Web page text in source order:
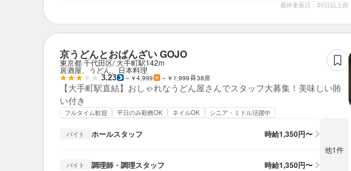
最終更新日：30日以上前
京うどんとおばんざい GOJO
東京都 千代田区 大手町駅142m
居酒屋、うどん、日本料理
3.23 ～￥4,999 ～￥1,999 38席
【大手町駅直結】おしゃれなうどん屋さんでスタッフ大募集！美味しい賄
い付き
フルタイム歓迎 平日のみ勤務OK ネイルOK シニア・ミドル活躍中
バイト ホールスタッフ 時給1,350円〜
バイト 調理師・調理スタッフ 時給1,350円〜
他1件